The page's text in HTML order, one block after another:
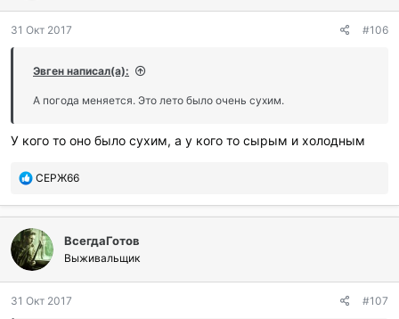
31 Окт 2017 #106
Эвген написал(а):
А погода меняется. Это лето было очень сухим.
У кого то оно было сухим, а у кого то сырым и холодным
П
б
а
г
о
а
СЕРЖ66
ВсегдаГотов
Выживальщик
31 Окт 2017 #107